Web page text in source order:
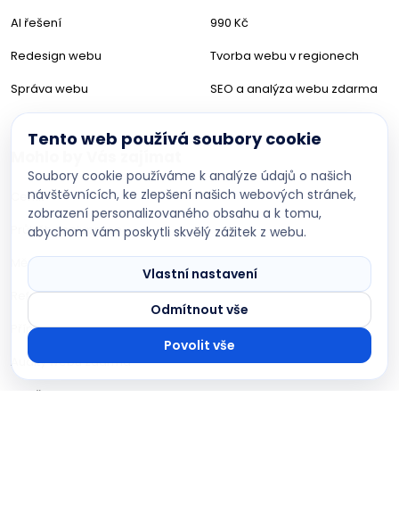
AI řešení
Redesign webu
Správa webu
990 Kč
Tvorba webu v regionech
SEO a analýza webu zdarma
Ceník
Průběh spolupráce
Měsíční balíčky vývoje
Reference
Případové studie
Audity webu zdarma
Z našeho blogu
Tento web používá soubory cookie
Soubory cookie používáme k analýze údajů o našich
návštěvnících, ke zlepšení našich webových stránek,
zobrazení personalizovaného obsahu a k tomu,
abychom vám poskytli skvělý zážitek z webu.
Vlastní nastavení
Odmítnout vše
Povolit vše
DevBoys AI asistent